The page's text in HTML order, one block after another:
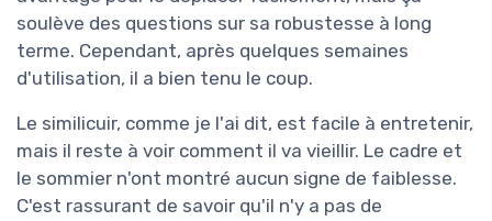
soulève des questions sur sa robustesse à long
terme. Cependant, après quelques semaines
d'utilisation, il a bien tenu le coup.
Le similicuir, comme je l'ai dit, est facile à entretenir,
mais il reste à voir comment il va vieillir. Le cadre et
le sommier n'ont montré aucun signe de faiblesse.
C'est rassurant de savoir qu'il n'y a pas de